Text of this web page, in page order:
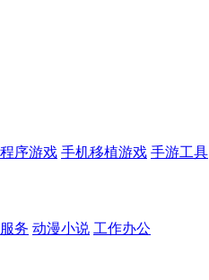
序游戏 手机移植游戏 手游工具
务 动漫小说 工作办公